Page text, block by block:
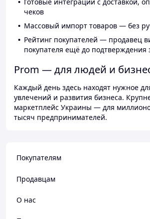
чеков
Массовый импорт товаров — без
Рейтинг покупателей — продавец
покупателя ещё до подтверждения
Prom — для людей и
Каждый день здесь находят нужное
увлечений и развития бизнеса.
маркетплейс Украины — для
тысяч предпринимателей.
Покупателям
Продавцам
О нас